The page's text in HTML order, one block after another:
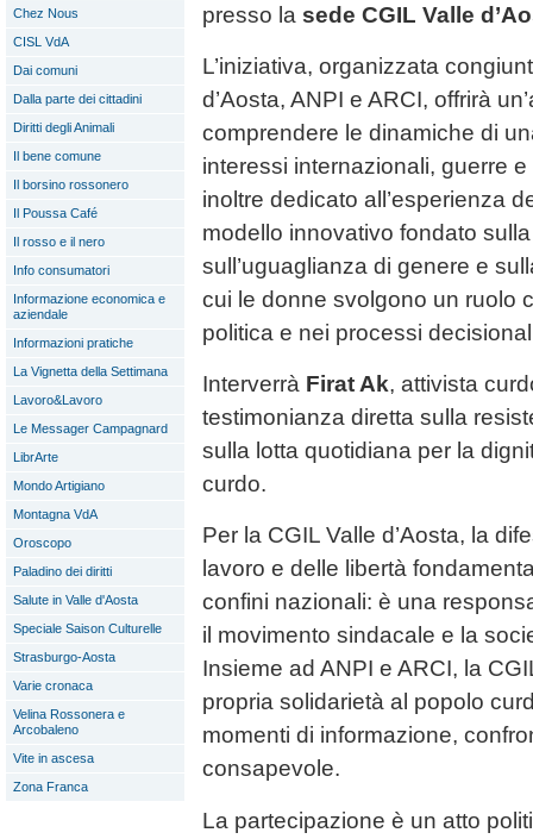
Chez Nous
CISL VdA
Dai comuni
Dalla parte dei cittadini
Diritti degli Animali
Il bene comune
Il borsino rossonero
Il Poussa Café
Il rosso e il nero
Info consumatori
Informazione economica e
aziendale
Informazioni pratiche
La Vignetta della Settimana
Lavoro&Lavoro
Le Messager Campagnard
LibrArte
Mondo Artigiano
Montagna VdA
Oroscopo
Paladino dei diritti
Salute in Valle d'Aosta
Speciale Saison Culturelle
Strasburgo-Aosta
Varie cronaca
Velina Rossonera e
Arcobaleno
Vite in ascesa
Zona Franca
presso la sede CGIL Valle
L’iniziativa, organizzata
d’Aosta, ANPI e ARCI, offrirà
comprendere le dinamiche di
interessi internazionali, guerre
inoltre dedicato all’esperienza
modello innovativo fondato
sull’uguaglianza di genere e
cui le donne svolgono un ruolo
politica e nei processi
Interverrà Firat Ak, attivista
testimonianza diretta sulla
sulla lotta quotidiana per la
curdo.
Per la CGIL Valle d’Aosta, la
lavoro e delle libertà
confini nazionali: è una
il movimento sindacale e la
Insieme ad ANPI e ARCI, la
propria solidarietà al popolo
momenti di informazione,
consapevole.
La partecipazione è un atto